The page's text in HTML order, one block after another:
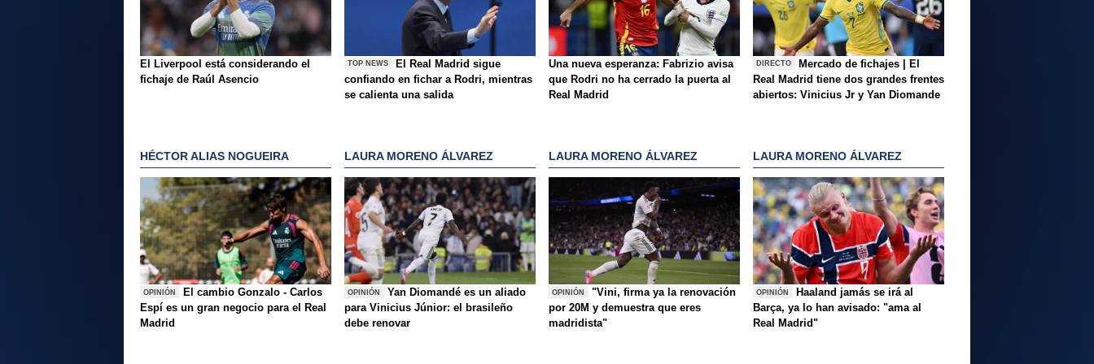
El Liverpool está considerando el
fichaje de Raúl Asencio
TOP NEWS
El Real Madrid sigue
confiando en fichar a Rodri, mientras
se calienta una salida
Una nueva esperanza: Fabrizio avisa
que Rodri no ha cerrado la puerta al
Real Madrid
DIRECTO
Mercado de fichajes | El
Real Madrid tiene dos grandes frentes
abiertos: Vinicius Jr y Yan Diomande
HÉCTOR ALIAS NOGUEIRA
OPINIÓN
El cambio Gonzalo - Carlos
Espí es un gran negocio para el Real
Madrid
LAURA MORENO ÁLVAREZ
OPINIÓN
Yan Diomandé es un aliado
para Vinicius Júnior: el brasileño
debe renovar
LAURA MORENO ÁLVAREZ
OPINIÓN
"Vini, firma ya la renovación
por 20M y demuestra que eres
madridista"
LAURA MORENO ÁLVAREZ
OPINIÓN
Haaland jamás se irá al
Barça, ya lo han avisado: "ama al
Real Madrid"